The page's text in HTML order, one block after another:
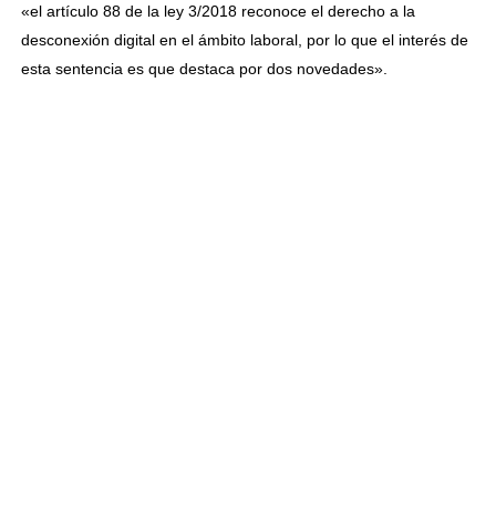
«el artículo 88 de la ley 3/2018 reconoce el derecho a la
desconexión digital en el ámbito laboral, por lo que el interés de
esta sentencia es que destaca por dos novedades».